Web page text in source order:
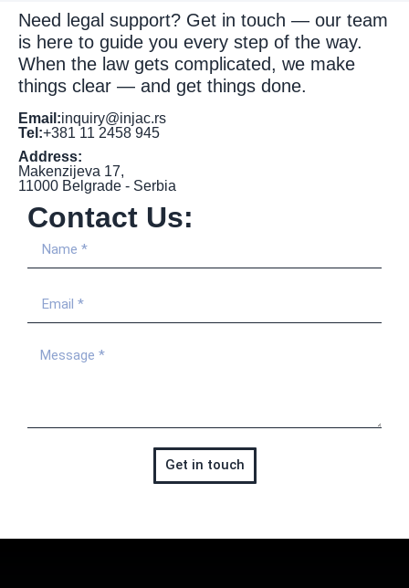
Need legal support? Get in touch — our team
is here to guide you every step of the way.
When the law gets complicated, we make
things clear — and get things done.
Email:inquiry@injac.rs
Tel:+381 11 2458 945
Address:
Makenzijeva 17,
11000 Belgrade - Serbia
Contact Us:
Get in touch